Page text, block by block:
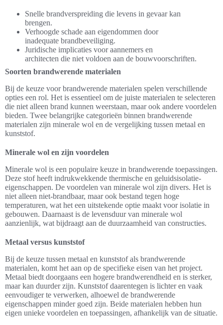
Snelle brandverspreiding die levens in gevaar kan
brengen.
Verhoogde schade aan eigendommen door
inadequate brandbeveiliging.
Juridische implicaties voor aannemers en
architecten die niet voldoen aan de bouwvoorschriften.
Soorten brandwerende materialen
Bij de keuze voor brandwerende materialen spelen verschillende
opties een rol. Het is essentieel om de juiste materialen te selecteren
die niet alleen brand kunnen weerstaan, maar ook andere voordelen
bieden. Twee belangrijke categorieën binnen brandwerende
materialen zijn minerale wol en de vergelijking tussen metaal en
kunststof.
Minerale wol en zijn voordelen
Minerale wol is een populaire keuze in brandwerende toepassingen.
Deze stof heeft indrukwekkende thermische en geluidsisolatie-
eigenschappen. De voordelen van minerale wol zijn divers. Het is
niet alleen niet-brandbaar, maar ook bestand tegen hoge
temperaturen, wat het een uitstekende optie maakt voor isolatie in
gebouwen. Daarnaast is de levensduur van minerale wol
aanzienlijk, wat bijdraagt aan de duurzaamheid van constructies.
Metaal versus kunststof
Bij de keuze tussen metaal en kunststof als brandwerende
materialen, komt het aan op de specifieke eisen van het project.
Metaal biedt doorgaans een hogere brandwerendheid en is sterker,
maar kan duurder zijn. Kunststof daarentegen is lichter en vaak
eenvoudiger te verwerken, alhoewel de brandwerende
eigenschappen minder goed zijn. Beide materialen hebben hun
eigen unieke voordelen en toepassingen, afhankelijk van de situatie.